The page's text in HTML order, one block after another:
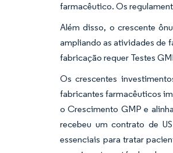
farmacêutico. Os
Além disso, o crescente
ampliando as atividades de
fabricação requer Testes
Os crescentes
fabricantes farmacêuticos
o Crescimento GMP e
recebeu um contrato de
essenciais para tratar